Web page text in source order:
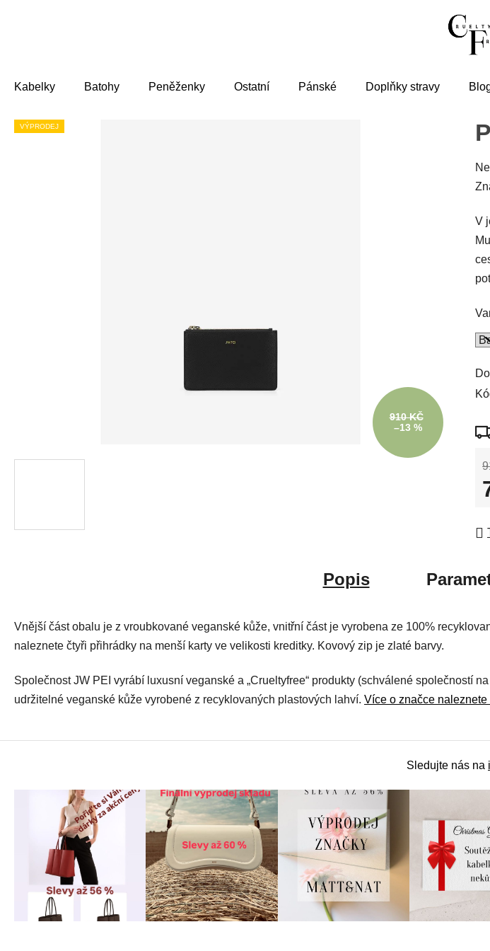
Kabelky Batohy Peněženky Ostatní Pánské Doplňky stravy
V
VÝPRODEJ
910 KČ
–13 %
Popis
Vnější část obalu je z vroubkované veganské kůže, vnitřní část je vyrobena ze 100%
naleznete čtyři přihrádky na menší karty ve velikosti kreditky. Kovový zip je zlaté barvy.
Společnost JW PEI vyrábí luxusní veganské a „Crueltyfree“ produkty (schválené společností
udržitelné veganské kůže vyrobené z recyklovaných plastových lahví. Více o značce naleznete
Sledujte nás na